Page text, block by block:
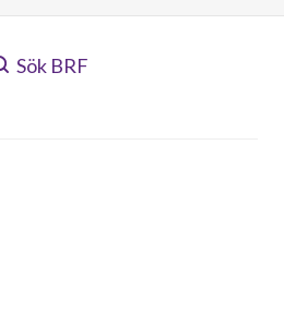
Sök BRF